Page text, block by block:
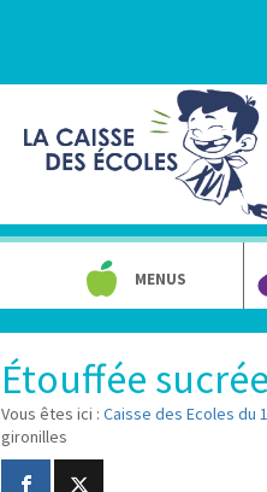
MENUS
Étouffée
Vous êtes ici : Caisse des Ecoles du
gironilles